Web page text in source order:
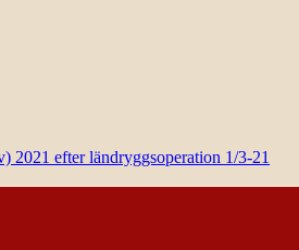
2021 efter ländryggsoperation 1/3-21